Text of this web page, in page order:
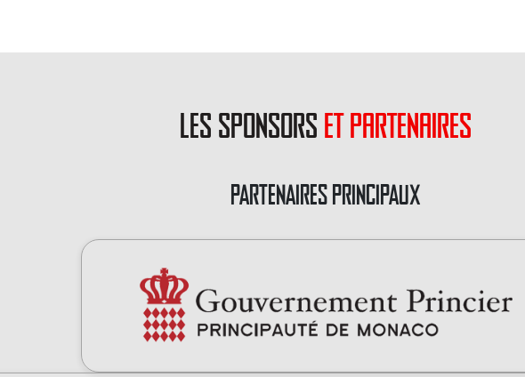
les sponsors et partenaires
PARTENAIRES PRINCIPAUX